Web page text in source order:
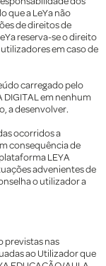
dos
que a LeYa não
de direitos de
reserva-se o direito
em caso de
carregado pelo
DIGITAL em nenhum
a desenvolver.
ocorridos a
consequência de
LEYA
advenientes de
o utilizador a
previstas nas
ao Utilizador que